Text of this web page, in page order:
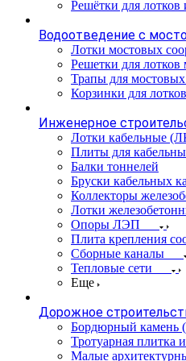
Решётки для
Водоотведение с
Лотки мостовых
Решетки для
Трапы для
Корзинки для
Инженерное
Лотки кабельные
Плиты для
Балки тоннелей
Бруски кабельных
Коллекторы
Лотки
Опоры ЛЭП
Плита крепления
Сборные каналы
Тепловые сети
Еще
Дорожное
Бордюрный камень
Тротуарная плитка
Малые